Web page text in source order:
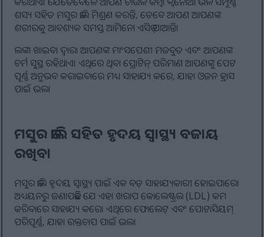
ଶସ୍ୟ ସହିତ ମସୁର ଡାଲି ମିଶ୍ରଣ କରନ୍ତି, ତେବେ ଆପଣ ଆପଣଙ୍କ
ଶରୀରକୁ ଆବଶ୍ୟକ ସମସ୍ତ ଆମିନୋ ଏସିଡ୍ ପାଆନ୍ତି।
ଲଙ୍କା ଖାଇବା ଦ୍ଵାରା ଆପଣଙ୍କ ମାଂସପେଶୀ ମଜବୁତ ଏବଂ ଆପଣଙ୍କ
ଚର୍ମ ସୁସ୍ଥ ରହିଥାଏ। ଏଥିରେ ଥିବା ପ୍ରୋଟିନ୍ ପରିମାଣ ଆପଣଙ୍କୁ ପେଟ
ପୂର୍ଣ୍ଣ ଅନୁଭବ କରାଇବାରେ ମଧ୍ୟ ସାହାଯ୍ୟ କରେ, ଯାହା ଓଜନ ହ୍ରାସ
ପାଇଁ ଭଲ।
ମସୁର ଡାଲି ସହିତ ହୃଦୟ ସ୍ୱାସ୍ଥ୍ୟ ବଜାୟ
ରଖିବା
ମସୁର ଡାଲି ହୃଦୟ ସ୍ୱାସ୍ଥ୍ୟ ପାଇଁ ଏକ ବଡ଼ ସାହାଯ୍ୟକାରୀ ହୋଇପାରେ।
ଅଧ୍ୟୟନରୁ ଜଣାପଡିଛି ଯେ ଏହା ଖରାପ କୋଲେଷ୍ଟ୍ରଲ (LDL) କମ
କରିବାରେ ସାହାଯ୍ୟ କରେ। ଏଥିରେ ଫୋଲେଟ୍ ଏବଂ ପୋଟାସିୟମ୍
ପରିପୂର୍ଣ୍ଣ, ଯାହା ରକ୍ତଚାପ ପାଇଁ ଭଲ।